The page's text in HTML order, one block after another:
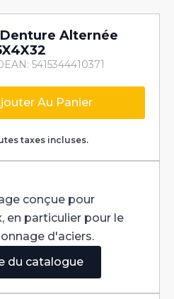
Alternée
EAN: 5415344410371
Au Panier
taxes incluses.
conçue pour
en particulier pour le
d'aciers.
du catalogue